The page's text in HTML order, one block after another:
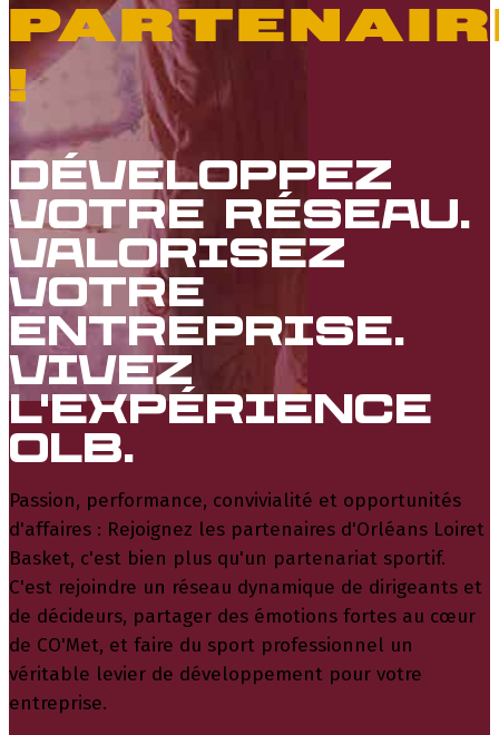
!
Développez
votre réseau.
Valorisez
votre
entreprise.
Vivez
l'expérience
OLB.
Passion, performance, convivialité et opportunités
d'affaires : Rejoignez les partenaires d'Orléans Loiret
Basket, c'est bien plus qu'un partenariat sportif.
C'est rejoindre un réseau dynamique de dirigeants et
de décideurs, partager des émotions fortes au cœur
de CO'Met, et faire du sport professionnel un
véritable levier de développement pour votre
entreprise.